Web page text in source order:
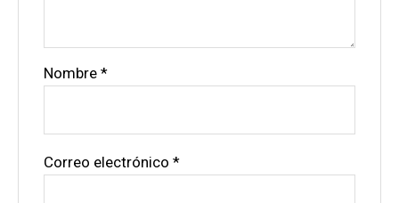
Nombre*
Correo electrónico*